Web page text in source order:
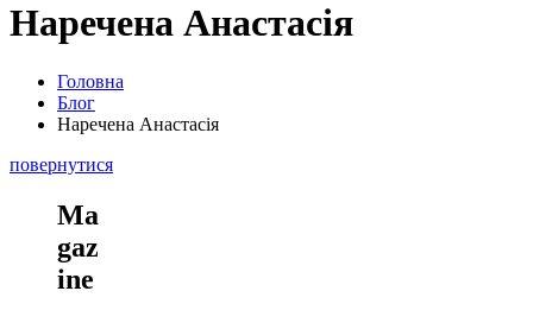
Наречена Анастасія
Головна
Блог
Наречена Анастасія
повернутися
Ma
gaz
ine